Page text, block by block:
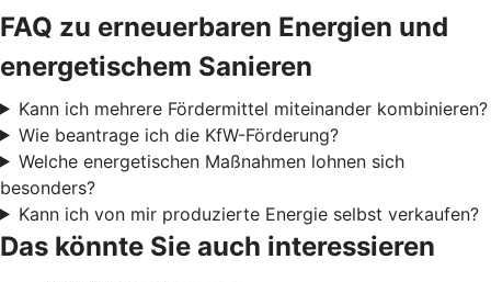
FAQ zu erneuerbaren Energien und
energetischem Sanieren
Kann ich mehrere Fördermittel miteinander kombinieren?
Wie beantrage ich die KfW-Förderung?
Welche energetischen Maßnahmen lohnen sich
besonders?
Kann ich von mir produzierte Energie selbst verkaufen?
Das könnte Sie auch interessieren